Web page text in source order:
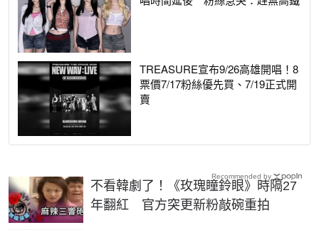
TREASURE宣布9/26高雄開唱！8
票價7/17粉絲優先買、7/19正式開
賣
不看韓劇了！《玫瑰瞳鈴眼》時隔27
年翻紅 官方突更新粉敲碗重拍
Recommended by